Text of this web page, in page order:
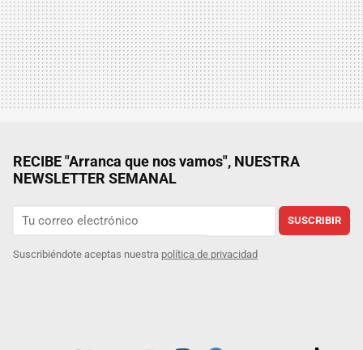
RECIBE "Arranca que nos vamos", NUESTRA
NEWSLETTER SEMANAL
SUSCRIBIR
Suscribiéndote aceptas nuestra política de privacidad